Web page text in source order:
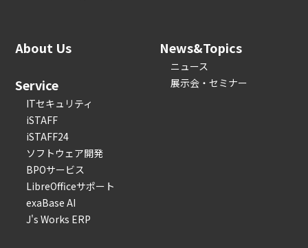
About Us
Service
ITセキュリティ
iSTAFF
iSTAFF24
ソフトウェア開発
BPOサービス
LibreOfficeサポート
exaBase AI
J's Works ERP
News&Topics
ニュース
展示会・セミナー